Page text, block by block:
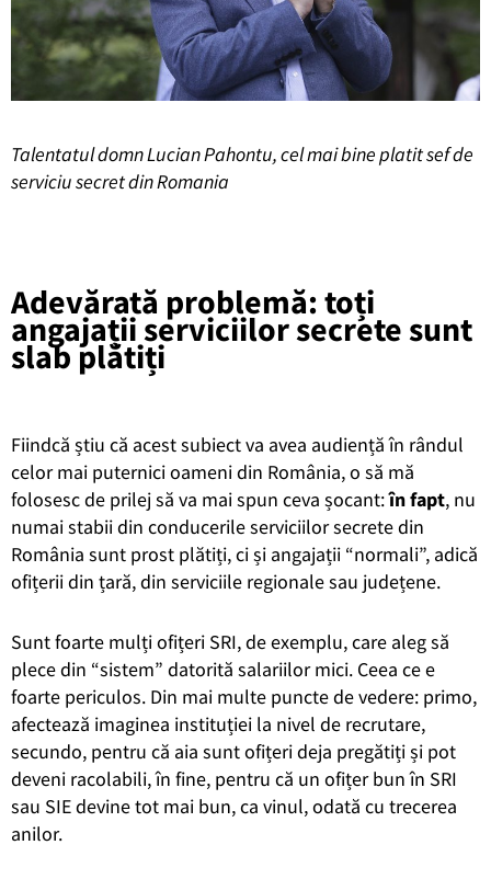
Talentatul domn Lucian Pahontu, cel mai bine platit sef de
serviciu secret din Romania
Adevărată problemă: toți
angajații serviciilor secrete sunt
slab plătiți
Fiindcă știu că acest subiect va avea audiență în rândul
celor mai puternici oameni din România, o să mă
folosesc de prilej să va mai spun ceva șocant:în fapt, nu
numai stabii din conducerile serviciilor secrete din
România sunt prost plătiți, ci și angajații “normali”, adică
ofițerii din țară, din serviciile regionale sau județene.
Sunt foarte mulți ofițeri SRI, de exemplu, care aleg să
plece din “sistem” datorită salariilor mici. Ceea ce e
foarte periculos. Din mai multe puncte de vedere: primo,
afectează imaginea instituției la nivel de recrutare,
secundo, pentru că aia sunt ofițeri deja pregătiți și pot
deveni racolabili, în fine, pentru că un ofițer bun în SRI
sau SIE devine tot mai bun, ca vinul, odată cu trecerea
anilor.